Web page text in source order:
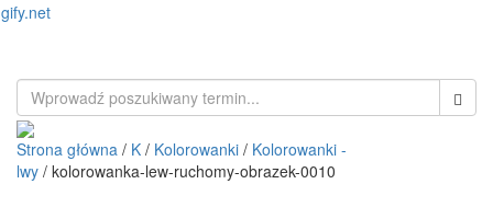
gify.net
Strona główna / K / Kolorowanki / Kolorowanki -
lwy / kolorowanka-lew-ruchomy-obrazek-0010